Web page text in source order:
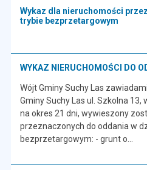
Wykaz dla nieruchomości
trybie bezprzetargowym
WYKAZ NIERUCHOMOŚCI DO
Wójt Gminy Suchy Las
Gminy Suchy Las ul. Szkolna 13,
na okres 21 dni, wywieszony
przeznaczonych do oddania w
bezprzetargowym: - grunt o…